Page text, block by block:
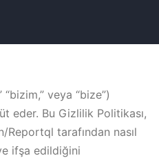
veya “bize”)
eder. Bu Gizlilik Politikası,
tarafından nasıl
ve ifşa edildiğini